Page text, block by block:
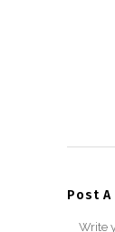
Post A